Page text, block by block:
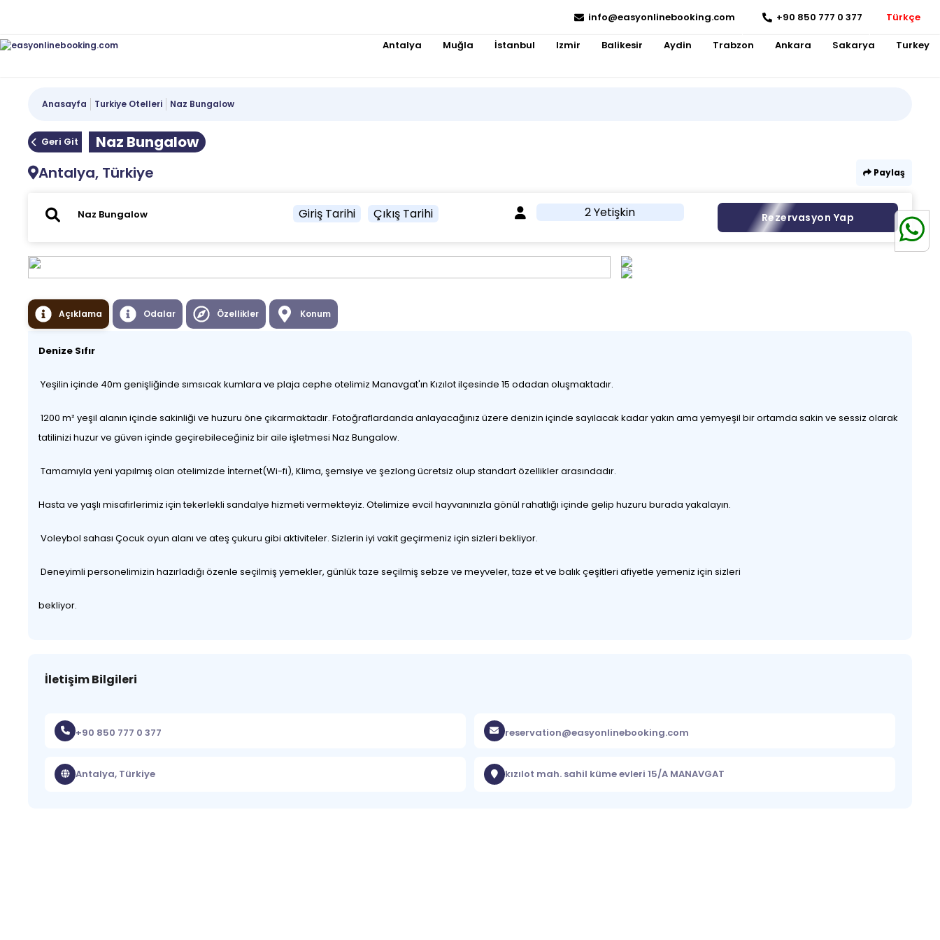
info@easyonlinebooking.com +90 850 777 0 377 Türkçe
Antalya Muğla İstanbul Izmir Balikesir Aydin Trabzon Ankara Sakarya Turkey
Anasayfa Turkiye Otelleri Naz Bungalow
Geri Git
Naz Bungalow
Antalya, Türkiye
Paylaş
Giriş Tarihi Çıkış Tarihi 2 Yetişkin Rezervasyon Yap
Açıklama Odalar Özellikler Konum
Denize Sıfır
Yeşilin içinde 40m genişliğinde sımsıcak kumlara ve plaja cephe otelimiz Manavgat'ın Kızılot ilçesinde 15 odadan oluşmaktadır.
1200 m² yeşil alanın içinde sakinliği ve huzuru öne çıkarmaktadır. Fotoğraflardanda anlayacağınız üzere denizin içinde sayılacak kadar yakın ama yemyeşil bir ortamda sakin ve sessiz olarak
tatilinizi huzur ve güven içinde geçirebileceğiniz bir aile işletmesi Naz Bungalow.
Tamamıyla yeni yapılmış olan otelimizde İnternet(Wi-fi), Klima, şemsiye ve şezlong ücretsiz olup standart özellikler arasındadır.
Hasta ve yaşlı misafirlerimiz için tekerlekli sandalye hizmeti vermekteyiz. Otelimize evcil hayvanınızla gönül rahatlığı içinde gelip huzuru burada yakalayın.
Voleybol sahası Çocuk oyun alanı ve ateş çukuru gibi aktiviteler. Sizlerin iyi vakit geçirmeniz için sizleri bekliyor.
Deneyimli personelimizin hazırladığı özenle seçilmiş yemekler, günlük taze seçilmiş sebze ve meyveler, taze et ve balık çeşitleri afiyetle yemeniz için sizleri
bekliyor.
İletişim Bilgileri
+90 850 777 0 377 reservation@easyonlinebooking.com
Antalya, Türkiye kızılot mah. sahil küme evleri 15/A MANAVGAT